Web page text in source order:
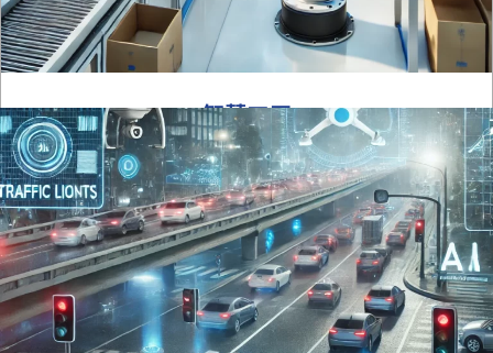
智慧工厂
智慧工厂
在智能制造快速发展的背景下，杉维科技的3D视觉方案为
工厂生产带来全新的数字化能力。从自动化生产线的实时
监控到产品质量检测，再到仓储空间优化，系统通过高精